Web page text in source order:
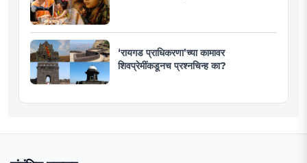
‘रायगड प्राधिकरणा’च्या कामावर
शिवप्रेमींकडूनच प्रश्नचिन्ह का?